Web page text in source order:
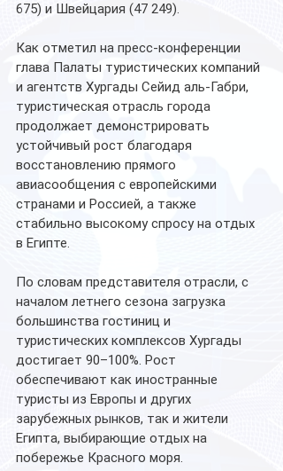
675) и Швейцария (47 249).
Как отметил на пресс-конференции
глава Палаты туристических компаний
и агентств Хургады Сейид аль-Габри,
туристическая отрасль города
продолжает демонстрировать
устойчивый рост благодаря
восстановлению прямого
авиасообщения с европейскими
странами и Россией, а также
стабильно высокому спросу на отдых
в Египте.
По словам представителя отрасли, с
началом летнего сезона загрузка
большинства гостиниц и
туристических комплексов Хургады
достигает 90–100%. Рост
обеспечивают как иностранные
туристы из Европы и других
зарубежных рынков, так и жители
Египта, выбирающие отдых на
побережье Красного моря.